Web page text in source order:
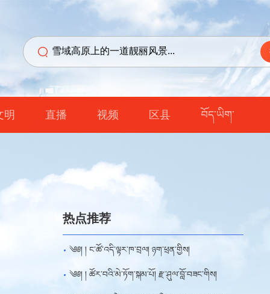
明 直播 视频 区县 བོད་ཡིག་
热点推荐
༄༅། ། ང་ཚོ་འདི་ལྟར་ཁ་བྲལ། ཉག་ཕྲན་གྱིས།
༄༅། ། ཚོར་བའི་མེ་ཏོག་སྐམ་པོ། རྫ་ཤུལ་བློ་བཟང་གིས།